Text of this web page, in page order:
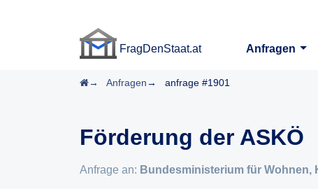
FragDenStaat.at
Anfragen
Startseite
Anfragen anfrage #1901
Förderung der ASKÖ
Anfrage an: Bundesministerium für Wohnen,